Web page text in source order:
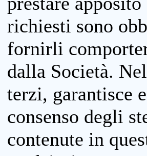
richiesti sono
fornirli
dalla Società.
terzi, garantisce
consenso degli
contenute in